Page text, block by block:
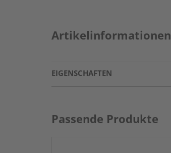
Artikelinformationen
EIGENSCHAFTEN
Passende Produkte